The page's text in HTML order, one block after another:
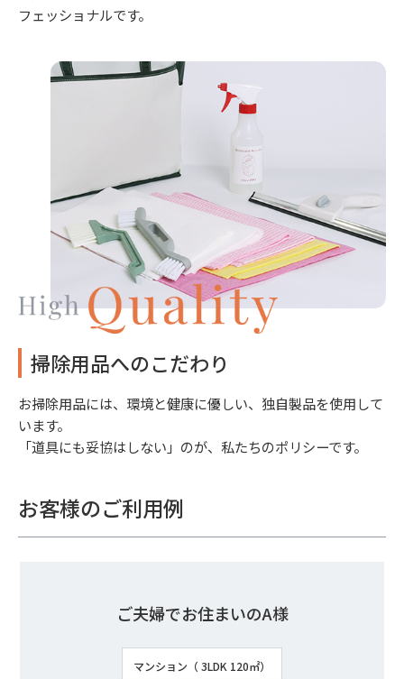
フェッショナルです。
掃除用品へのこだわり
お掃除用品には、環境と健康に優しい、独自製品を使用して
います。
「道具にも妥協はしない」のが、私たちのポリシーです。
お客様のご利用例
ご夫婦でお住まいのA様
マンション（ 3LDK 120㎡）